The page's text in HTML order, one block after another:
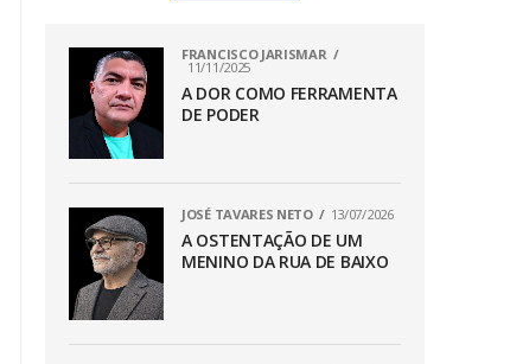
FRANCISCO JARISMAR
11/11/2025
A DOR COMO FERRAMENTA
DE PODER
JOSÉ TAVARES NETO 13/07/2026
A OSTENTAÇÃO DE UM
MENINO DA RUA DE BAIXO